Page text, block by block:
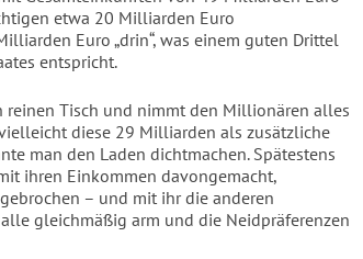
etwa 20 Milliarden Euro
Euro „drin“, was einem guten Drittel
entspricht.
Tisch und nimmt den Millionären alles
diese 29 Milliarden als zusätzliche
man den Laden dichtmachen. Spätestens
ihren Einkommen davongemacht,
– und mit ihr die anderen
gleichmäßig arm und die Neidpräferenzen